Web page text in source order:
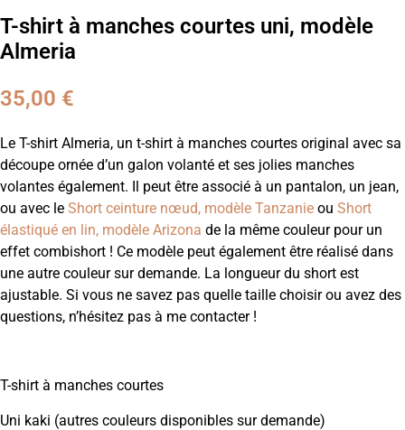
T-shirt à manches courtes uni, modèle
Almeria
35,00 €
Le T-shirt Almeria, un t-shirt à manches courtes original avec sa
découpe ornée d’un galon volanté et ses jolies manches
volantes également. Il peut être associé à un pantalon, un jean,
ou avec le Short ceinture nœud, modèle Tanzanie ou Short
élastiqué en lin, modèle Arizona de la même couleur pour un
effet combishort ! Ce modèle peut également être réalisé dans
une autre couleur sur demande. La longueur du short est
ajustable. Si vous ne savez pas quelle taille choisir ou avez des
questions, n’hésitez pas à me contacter !
T-shirt à manches courtes
Uni kaki (autres couleurs disponibles sur demande)